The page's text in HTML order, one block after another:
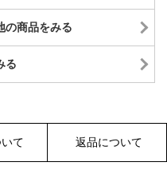
の商品をみる
る
て 返品について